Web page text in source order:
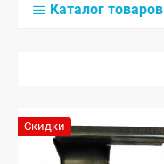
Каталог товаров
Скидки